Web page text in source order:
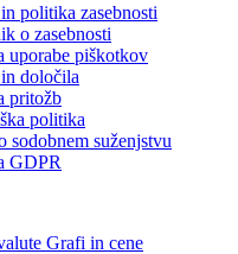
politika zasebnosti
o zasebnosti
uporabe piškotkov
določila
pritožb
politika
sodobnem suženjstvu
GDPR
Grafi in cene